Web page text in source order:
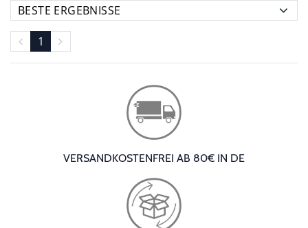
1
VERSANDKOSTENFREI AB 80€ IN DE